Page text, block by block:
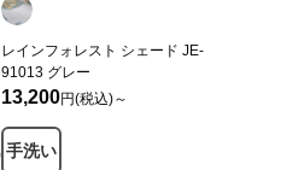
レインフォレスト シェード JE-
91013 グレー
13,200円(税込)～
手洗い